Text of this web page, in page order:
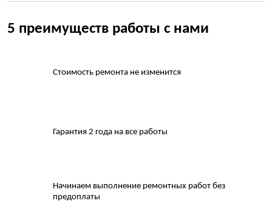
5 преимуществ работы с нами
Стоимость ремонта не изменится
Гарантия 2 года на все работы
Начинаем выполнение ремонтных работ без
предоплаты